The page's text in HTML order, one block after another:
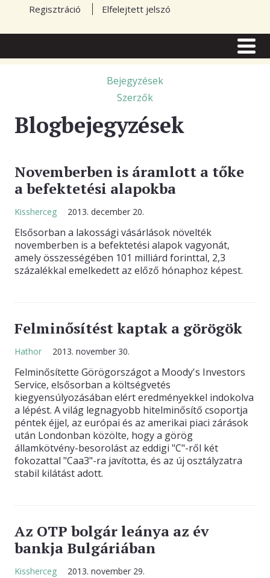
Regisztráció Elfelejtett jelszó
TUDÁSTÁR
BLOGOK
KAPCSOLAT
Bejegyzések
Szerzők
Blogbejegyzések
Novemberben is áramlott a tőke
a befektetési alapokba
Kissherceg 2013. december 20.
Elsősorban a lakossági vásárlások növelték
novemberben is a befektetési alapok vagyonát,
amely összességében 101 milliárd forinttal, 2,3
százalékkal emelkedett az előző hónaphoz képest.
Felminősítést kaptak a görögök
Hathor 2013. november 30.
Felminősítette Görögországot a Moody's Investors
Service, elsősorban a költségvetés
kiegyensúlyozásában elért eredményekkel indokolva
a lépést. A világ legnagyobb hitelminősítő csoportja
péntek éjjel, az európai és az amerikai piaci zárások
után Londonban közölte, hogy a görög
államkötvény-besorolást az eddigi "C"-ről két
fokozattal "Caa3"-ra javította, és az új osztályzatra
stabil kilátást adott.
Az OTP bolgár leánya az év
bankja Bulgáriában
Kissherceg 2013. november 29.